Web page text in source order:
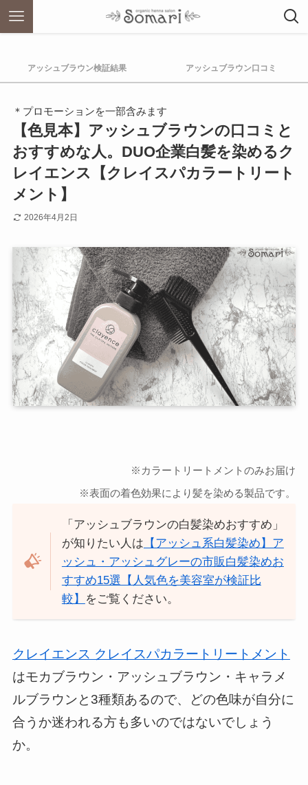
アッシュブラウン検証結果 アッシュブラウン口コミ
＊プロモーションを一部含みます
【色見本】アッシュブラウンの口コミと
おすすめな人。DUO企業白髪を染めるク
レイエンス【クレイスパカラートリート
メント】
2026年4月2日
※カラートリートメントのみお届け
※表面の着色効果により髪を染める製品です。
「アッシュブラウンの白髪染めおすすめ」
が知りたい人は 【アッシュ系白髪染め】ア
ッシュ・アッシュグレーの市販白髪染めお
すすめ15選【人気色を美容室が検証比
較】
をご覧ください。
クレイエンス クレイスパカラートリートメント
はモカブラウン・アッシュブラウン・キャラメ
ルブラウンと3種類あるので、どの色味が自分に
合うか迷われる方も多いのではないでしょう
か。